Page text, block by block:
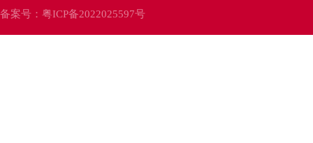
备案号： 粤ICP备2022025597号